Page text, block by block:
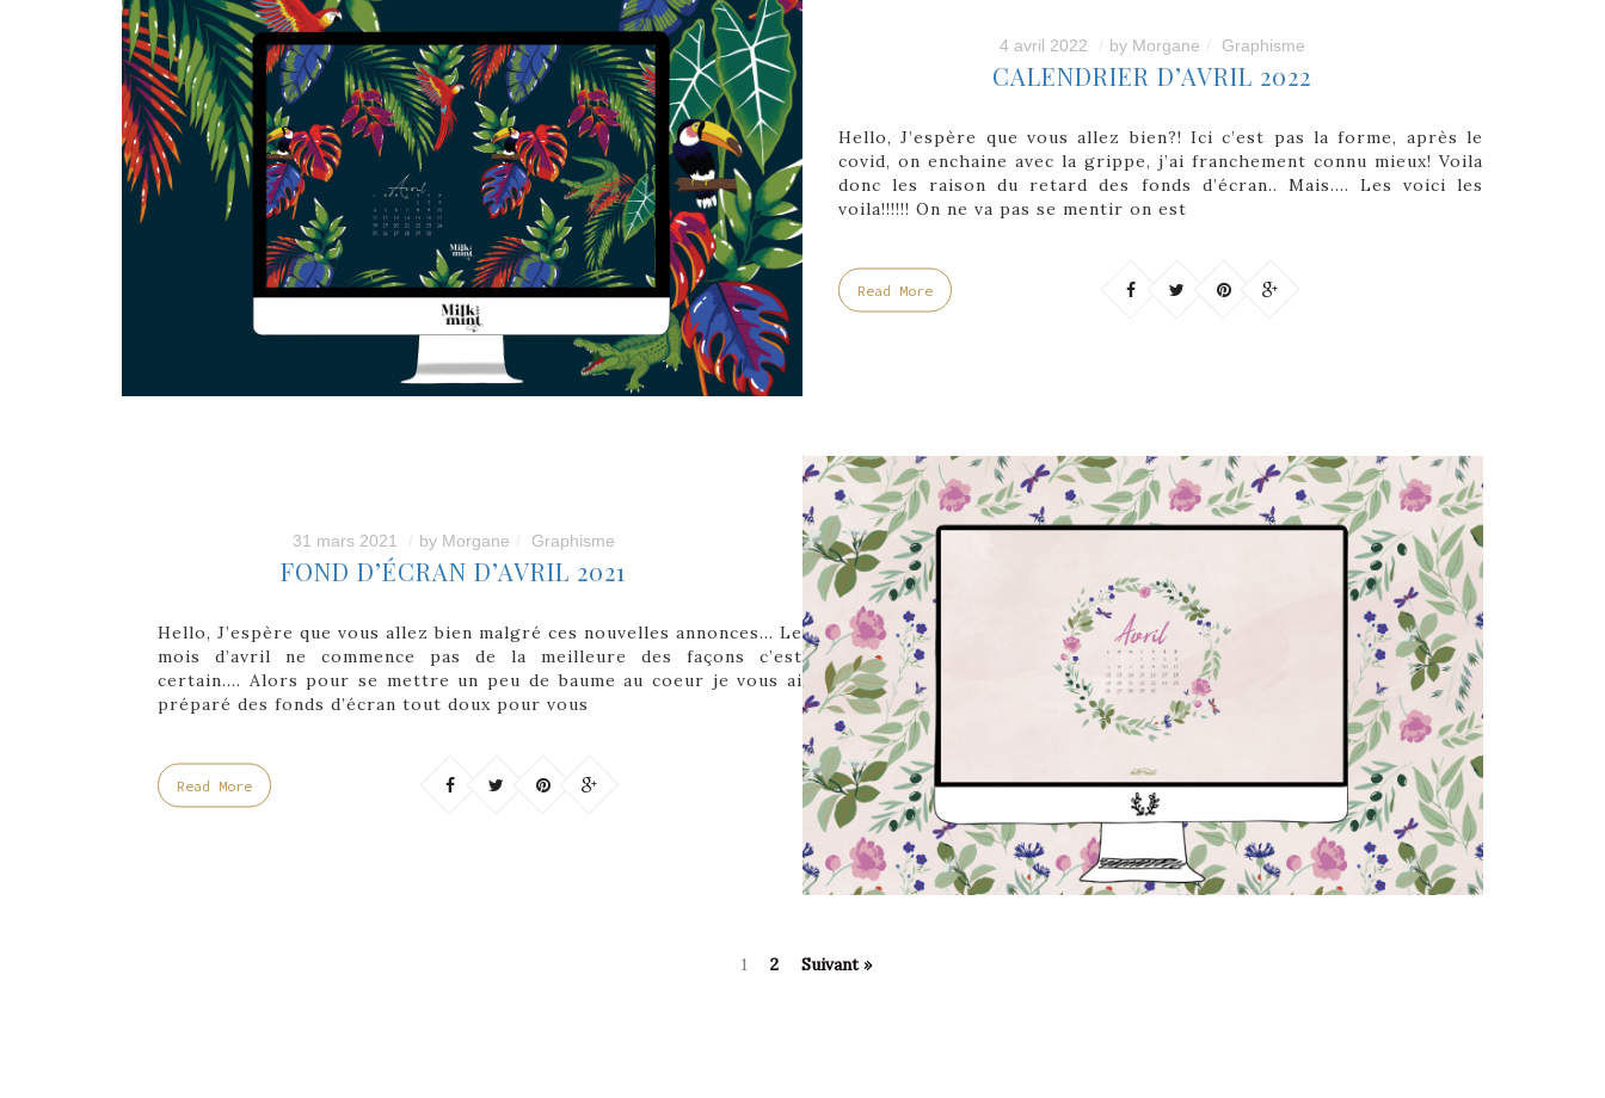
4 avril 2022 by Morgane Graphisme
CALENDRIER D’AVRIL 2022
Hello, J’espère que vous allez bien?! Ici c’est pas la forme, après le
covid, on enchaine avec la grippe, j’ai franchement connu mieux! Voila
donc les raison du retard des fonds d’écran.. Mais…. Les voici les
voila!!!!!! On ne va pas se mentir on est
Read More
31 mars 2021 by Morgane Graphisme
FOND D’ÉCRAN D’AVRIL 2021
Hello, J’espère que vous allez bien malgré ces nouvelles annonces… Le
mois d’avril ne commence pas de la meilleure des façons c’est
certain…. Alors pour se mettre un peu de baume au coeur je vous ai
préparé des fonds d’écran tout doux pour vous
Read More
1 2 Suivant »